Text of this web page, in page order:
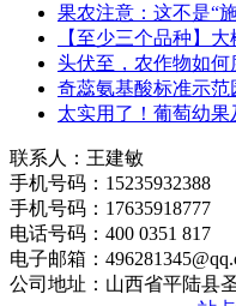
果农注意：这不是“
【至少三个品种】
头伏至，农作物如何
奇蕊氨基酸标准示
太实用了！葡萄幼果
联系人：王建敏
手机号码：15235932388
手机号码：17635918777
电话号码：400 0351 817
电子邮箱：
公司地址：山西省平陆县